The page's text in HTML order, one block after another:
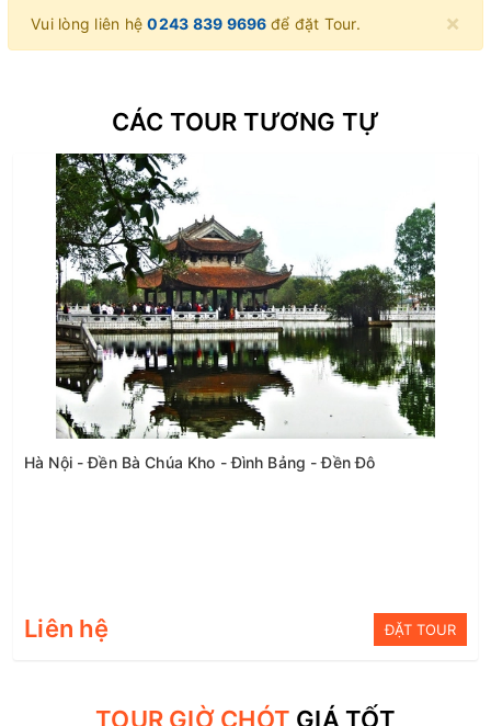
×
Vui lòng liên hệ0243 839 9696 để đặt Tour.
CÁC TOUR TƯƠNG TỰ
Hà Nội - Đền Bà Chúa Kho - Đình Bảng - Đền Đô
Liên hệ ĐẶT TOUR
TOUR GIỜ CHÓT GIÁ TỐT